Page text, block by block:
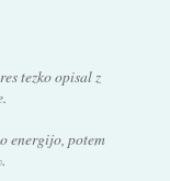
tezko opisal z
energijo, potem